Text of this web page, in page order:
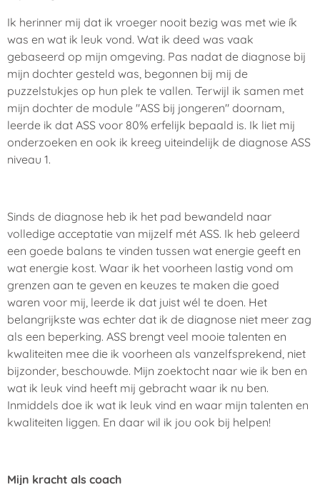
Ik herinner mij dat ik vroeger nooit bezig was met wie ík
was en wat ik leuk vond. Wat ik deed was vaak
gebaseerd op mijn omgeving. Pas nadat de diagnose bij
mijn dochter gesteld was, begonnen bij mij de
puzzelstukjes op hun plek te vallen. Terwijl ik samen met
mijn dochter de module "ASS bij jongeren" doornam,
leerde ik dat ASS voor 80% erfelijk bepaald is. Ik liet mij
onderzoeken en ook ik kreeg uiteindelijk de diagnose ASS
niveau 1.
Sinds de diagnose heb ik het pad bewandeld naar
volledige acceptatie van mijzelf mét ASS. Ik heb geleerd
een goede balans te vinden tussen wat energie geeft en
wat energie kost. Waar ik het voorheen lastig vond om
grenzen aan te geven en keuzes te maken die goed
waren voor mij, leerde ik dat juist wél te doen. Het
belangrijkste was echter dat ik de diagnose niet meer zag
als een beperking. ASS brengt veel mooie talenten en
kwaliteiten mee die ik voorheen als vanzelfsprekend, niet
bijzonder, beschouwde. Mijn zoektocht naar wie ik ben en
wat ik leuk vind heeft mij gebracht waar ik nu ben.
Inmiddels doe ik wat ik leuk vind en waar mijn talenten en
kwaliteiten liggen. En daar wil ik jou ook bij helpen!
Mijn kracht als coach